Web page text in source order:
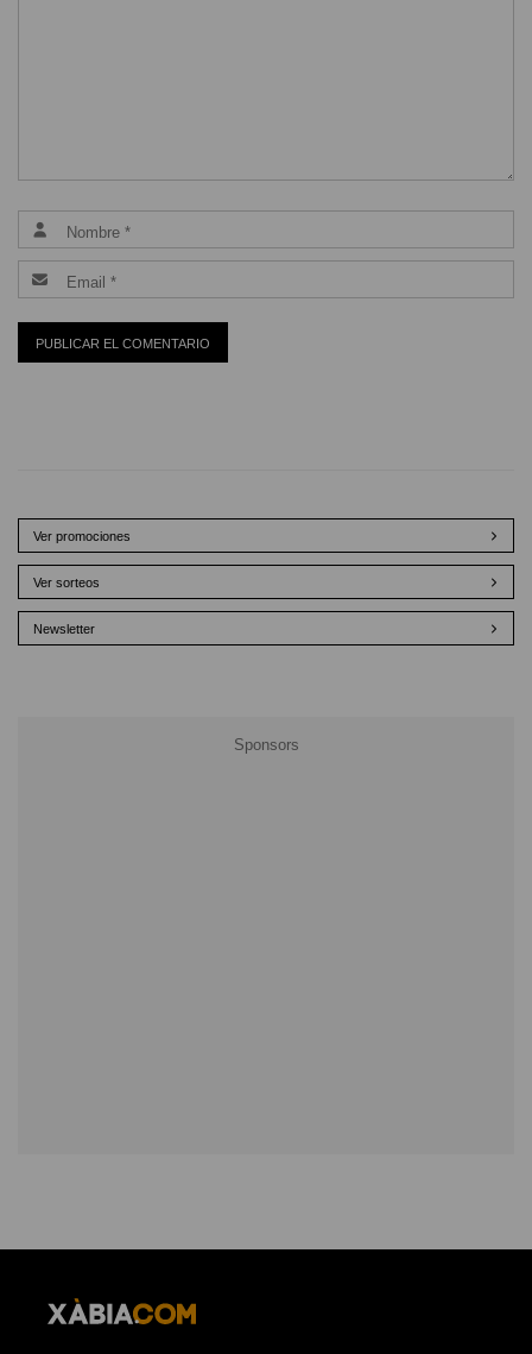
Ver promociones
Ver sorteos
Newsletter